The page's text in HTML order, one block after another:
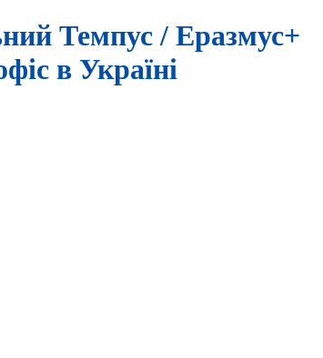
Темпус / Еразмус+
в Україні